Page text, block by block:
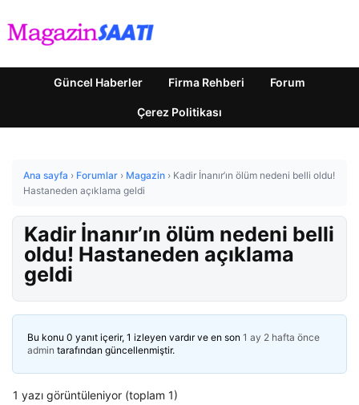
Güncel Haberler Firma Rehberi Forum
Çerez Politikası
Ana sayfa › Forumlar › Magazin › Kadir İnanır’ın ölüm nedeni belli oldu!
Hastaneden açıklama geldi
Kadir İnanır’ın ölüm nedeni belli
oldu! Hastaneden açıklama
geldi
Bu konu 0 yanıt içerir, 1 izleyen vardır ve en son 1 ay 2 hafta önce
admin tarafından güncellenmiştir.
1 yazı görüntüleniyor (toplam 1)